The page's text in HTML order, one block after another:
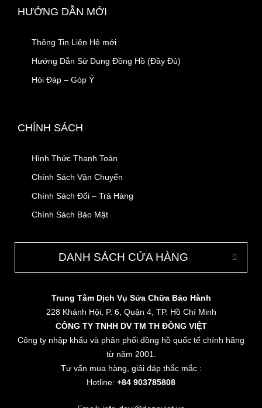
HƯỚNG DẪN MỚI
Thông Tin Liên Hệ mới
Hướng Dẫn Sử Dụng Đồng Hồ (Đầy Đủ)
Hỏi Đáp – Góp Ý
CHÍNH SÁCH
Hình Thức Thanh Toán
Chính Sách Vận Chuyển
Chính Sách Đổi – Trả Hàng
Chính Sách Bảo Mật
DANH SÁCH CỬA HÀNG
Trung Tâm Dịch Vụ Sửa Chữa Bảo Hành
228 Khánh Hội, P. 6, Quận 4, TP. Hồ Chí Minh
CÔNG TY TNHH DV TM TH ĐỒNG VIỆT
Công ty nhập khẩu và phân phối đồng hồ quốc tế chính hãng
từ năm 2001.
Tư vấn mua hàng, giải đáp thắc mắc :
Hotline: +84 903785808